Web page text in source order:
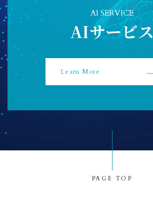
AI SERVICE
AIサービス
Learn More
PAGE TOP